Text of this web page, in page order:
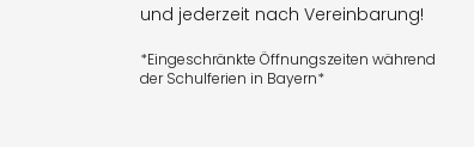
und jederzeit nach Vereinbarung!
*Eingeschränkte Öffnungszeiten während
der Schulferien in Bayern*